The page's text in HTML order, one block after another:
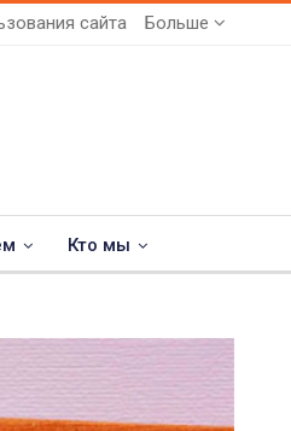
сайта Больше
Кто мы